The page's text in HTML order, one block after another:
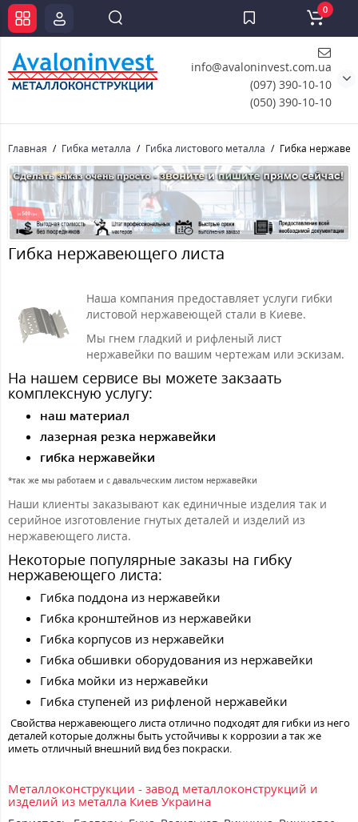
info@avaloninvest.com.ua
(097) 390-10-10
(050) 390-10-10
0
Главная Гибка металла Гибка листового металла Гибка
Гибка нержавеющего листа
Наша компания предоставляет услуги гибки
листовой нержавеющей стали в Киеве.
Мы гнем гладкий и рифленый лист
нержавейки по вашим чертежам или эскизам.
На нашем сервисе вы можете закзаать
комплексную услугу:
наш материал
лазерная резка нержавейки
гибка нержавейки
*так же мы работаем и с давальческим листом нержавейки
Наши клиенты заказывают как единичные изделия так и
серийное изготовление гнутых деталей и изделий из
нержавеющего листа.
Некоторые популярные заказы на гибку
нержавеющего листа:
Гибка поддона из нержавейки
Гибка кронштейнов из нержавейки
Гибка корпусов из нержавейки
Гибка обшивки оборудования из нержавейки
Гибка мойки из нержавейки
Гибка ступеней из рифленой нержавейки
Свойства нержавеющего листа отлично подходят для гибки из него
деталей которые должны быть устойчивы к коррозии а так же
иметь отличный внешний вид без покраски.
Металлоконструкции - завод металлоконструкций и
изделий из металла Киев Украина